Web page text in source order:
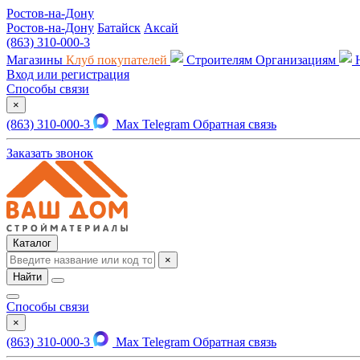
Ростов-на-Дону
Ростов-на-Дону Батайск Аксай
(863) 310-000-3
Магазины Клуб покупателей Строителям Организациям
Вход или регистрация
Способы связи
×
(863) 310-000-3 Max Telegram Обратная связь
Заказать звонок
Каталог
×
Найти
Способы связи
×
(863) 310-000-3 Max Telegram Обратная связь